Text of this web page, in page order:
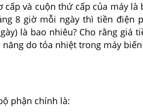
cấp và cuộn thứ cấp của máy
8 giờ mỗi ngày thì tiền điện
là bao nhiêu? Cho rằng giá
năng do tỏa nhiệt trong máy
phận chính là: